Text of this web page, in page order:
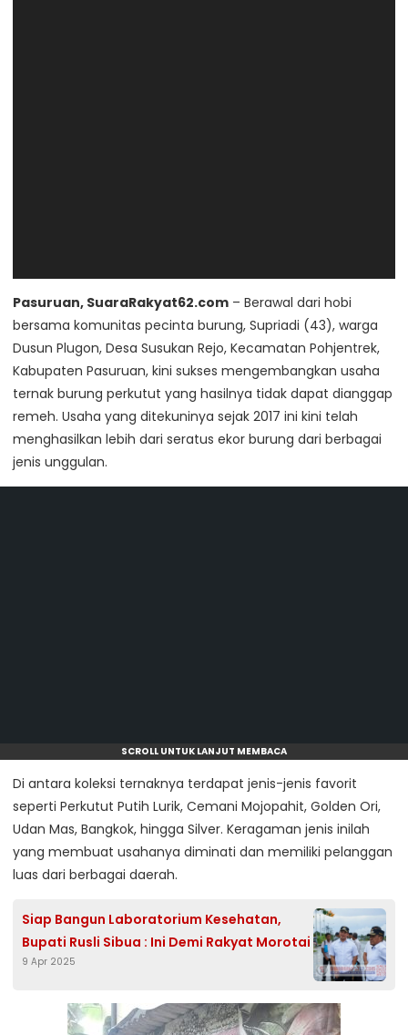
Pasuruan, SuaraRakyat62.com – Berawal dari hobi
bersama komunitas pecinta burung, Supriadi (43), warga
Dusun Plugon, Desa Susukan Rejo, Kecamatan Pohjentrek,
Kabupaten Pasuruan, kini sukses mengembangkan usaha
ternak burung perkutut yang hasilnya tidak dapat dianggap
remeh. Usaha yang ditekuninya sejak 2017 ini kini telah
menghasilkan lebih dari seratus ekor burung dari berbagai
jenis unggulan.
SCROLL UNTUK LANJUT MEMBACA
Di antara koleksi ternaknya terdapat jenis-jenis favorit
seperti Perkutut Putih Lurik, Cemani Mojopahit, Golden Ori,
Udan Mas, Bangkok, hingga Silver. Keragaman jenis inilah
yang membuat usahanya diminati dan memiliki pelanggan
luas dari berbagai daerah.
Siap Bangun Laboratorium Kesehatan,
Bupati Rusli Sibua : Ini Demi Rakyat Morotai
9 Apr 2025